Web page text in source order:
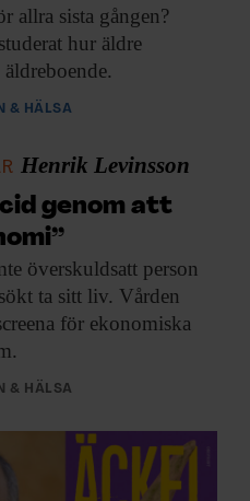
allra sista gången?
hur äldre
& HÄLSA
Henrik Levinsson
genom att
överskuldsatt person
ta sitt liv. Vården
för ekonomiska
& HÄLSA